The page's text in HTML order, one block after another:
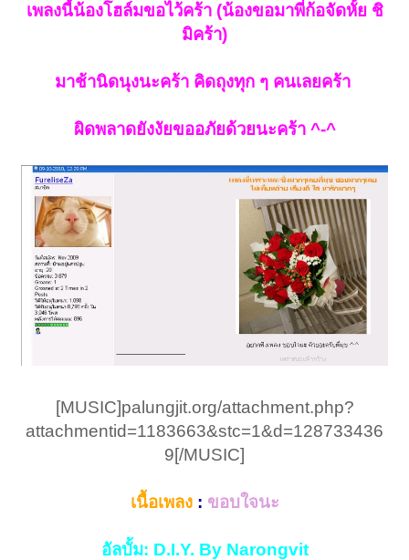
เพลงนี้น้องโฮล์มขอไว้คร้า (น้องขอมาพี่ก้อจัดหั้ย ชิ
มิคร้า)
มาช้านิดนุงนะคร้า คิดถุงทุก ๆ คนเลยคร้า
ผิดพลาดยังงัยขออภัยด้วยนะคร้า ^-^
[MUSIC]palungjit.org/attachment.php?
attachmentid=1183663&stc=1&d=128733436
9[/MUSIC]​
เนื้อเพลง: ขอบใจนะ
อัลบั้ม: D.I.Y. By Narongvit